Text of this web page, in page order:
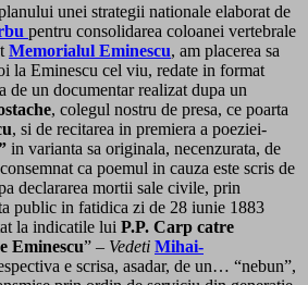
unei strategii nationale elaborat de
pentru consolidarea coloanei vertebrale
Memorialul Eminescu, am placerea sa
la Eminescu cel viu, redate in format
de un documentar realizat dupa un
, colegul nostru de presa, ce poarta
, si de recitarea in premiera a poeziei-
in varianta sa originala, necenzurata, de
ca poemul in cauza este scris de
declararea mortii sale civile, prin
public in fatidica zi de 28 iunie 1883
la indicatile lui P.P. Carp catre
Eminescu” – Vedeti Mihai-
e scrisa, asadar, de un… “nebun”,